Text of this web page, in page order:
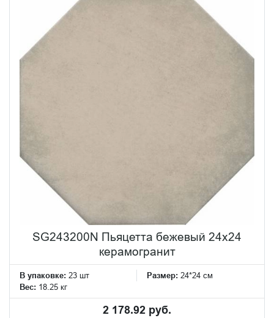
SG243200N Пьяцетта бежевый 24x24
керамогранит
В упаковке: 23 шт Размер: 24*24 см
Вес: 18.25 кг
2 178.92 руб.